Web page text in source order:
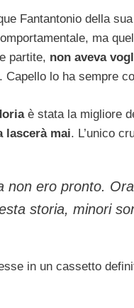
Fantantonio della
ma
partite, non aveva
Capello lo ha sempre
è stata la migliore
lascerà mai. L’unico
non ero pronto.
storia, minori
in un cassetto